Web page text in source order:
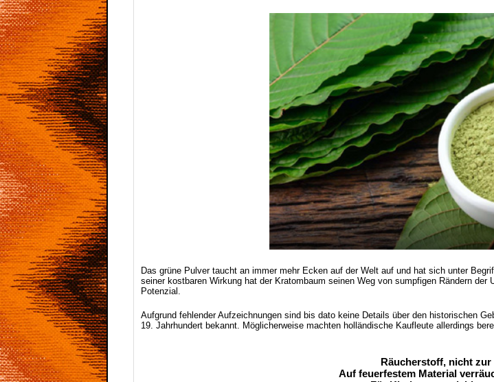
Das grüne Pulver taucht an immer mehr Ecken auf der Welt auf und hat sich unter
seiner kostbaren Wirkung hat der Kratombaum seinen Weg von sumpfigen Rändern
Potenzial.
Aufgrund fehlender Aufzeichnungen sind bis dato keine Details über den historischen
19. Jahrhundert bekannt. Möglicherweise machten holländische Kaufleute allerdings
Räucherstoff, nicht zur
Auf feuerfestem Material